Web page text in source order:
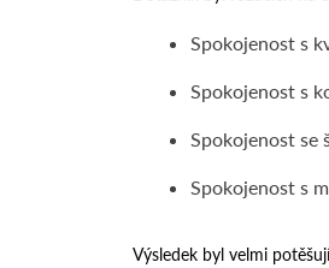
Spokojenost s
Spokojenost s
Spokojenost se
Spokojenost s
Výsledek byl velmi